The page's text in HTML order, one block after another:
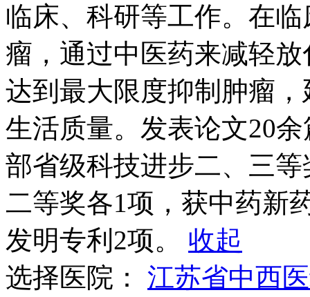
临床、科研等工作。在
瘤，通过中医药来减轻
达到最大限度抑制肿瘤
生活质量。发表论文20
部省级科技进步二、三
二等奖各1项，获中药新
发明专利2项。
收起
选择医院： 江苏省中西